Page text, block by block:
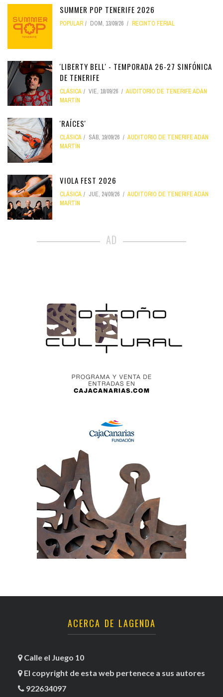
SUMMER POP TENERIFE 2026
POPULAR DOM, 13/09/26 RECINTO FERIAL
'LIBERTY BELL' - TEMPORADA 26-27 SINFÓNICA
DE TENERIFE
CLÁSICA VIE, 18/09/26
AUDITORIO DE TENERIFE ADÁN
MARTÍN
'RAÍCES'
CLÁSICA SÁB, 19/09/26
AUDITORIO DE TENERIFE ADÁN
MARTÍN
VIOLA FEST 2026
CLÁSICA JUE, 24/09/26
AUDITORIO DE TENERIFE ADÁN
MARTÍN
AD
ACERCA DE LAGENDA
Calle el Juego 10
El copyright de esta web pertenece a sus autores
922634097